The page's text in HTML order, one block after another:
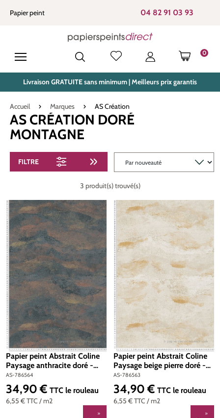
principal
Papier peint 04 82 91 03 93
0
LE
Livraison GRATUITE sans minimum | Meilleurs prix garantis
Accueil Marques AS Création
AS CRÉATION DORÉ
MONTAGNE
FILTRE
3 produit(s) trouvé(s)
Papier peint Abstrait Coline
Paysage anthracite doré -
Metropolitan Stories 4 Hot
Spots d'A.S. Création | Réf.
AS-786564
AS-786564
6,55 €TTC / m2
Prix régulier :
34,90 € TTC le rouleau
Papier peint Abstrait Coline
Paysage beige pierre doré -
Metropolitan Stories 4 Hot
Spots d'A.S. Création | Réf.
AS-786563
AS-786563
6,55 €TTC / m2
Prix régulier :
34,90 € TTC le rouleau